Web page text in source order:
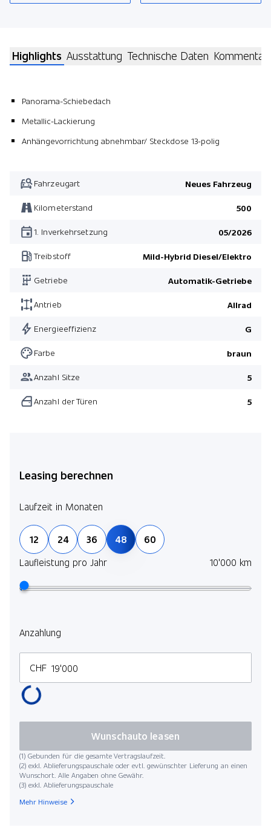
Highlights Ausstattung Technische Daten Kommentar
Panorama-Schiebedach
Metallic-Lackierung
Anhängevorrichtung abnehmbar/ Steckdose 13-polig
Fahrzeugart Neues Fahrzeug
Kilometerstand 500
1. Inverkehrsetzung 05/2026
Treibstoff Mild-Hybrid Diesel/Elektro
Getriebe Automatik-Getriebe
Antrieb Allrad
Energieeffizienz G
Farbe braun
Anzahl Sitze 5
Anzahl der Türen 5
Leasing berechnen
Laufzeit in Monaten
12 24 36 48
60
Laufleistung pro Jahr
10'000 km
Anzahlung
CHF
(1) Gebunden für die gesamte Vertragslaufzeit.
(2) exkl. Ablieferungspauschale oder evtl. gewünschter Lieferung an einen
Wunschort. Alle Angaben ohne Gewähr.
(3) exkl. Ablieferungspauschale
Wunschauto leasen
Mehr Hinweise